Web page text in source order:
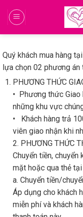
Quý khách mua hàng
lựa chọn 02 phương án
PHƯƠNG THỨC
• Phương thức
những khu vực
• Khách hàng trả
viên giao nhận khi
2. PHƯƠNG THỨC
Chuyển tiền,
mặt hoặc qua thẻ
a. Chuyển tiền/
Áp dụng cho khách
miễn phí và khách